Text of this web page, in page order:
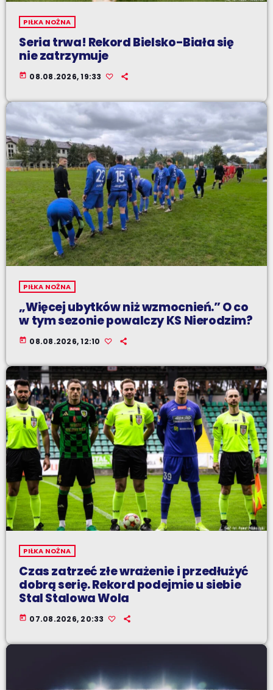
PIŁKA NOŻNA
Seria trwa! Rekord Bielsko-Biała się
nie zatrzymuje
today 08.08.2026, 19:33
PIŁKA NOŻNA
„Więcej ubytków niż wzmocnień.” O co
w tym sezonie powalczy KS Nierodzim?
today 08.08.2026, 12:10
PIŁKA NOŻNA
Czas zatrzeć złe wrażenie i przedłużyć
dobrą serię. Rekord podejmie u siebie
Stal Stalowa Wola
today 07.08.2026, 20:33